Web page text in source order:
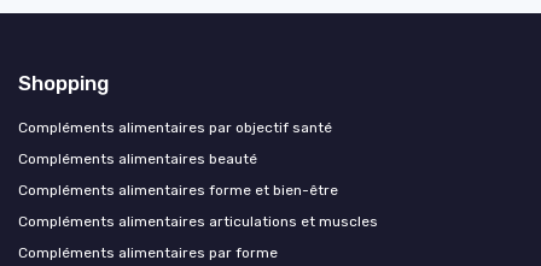
Shopping
Compléments alimentaires par objectif santé
Compléments alimentaires beauté
Compléments alimentaires forme et bien-être
Compléments alimentaires articulations et muscles
Compléments alimentaires par forme